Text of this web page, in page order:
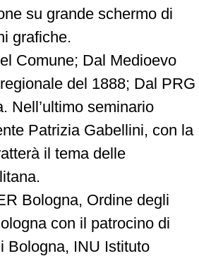
su grande schermo di
grafiche.
Comune; Dal Medioevo
del 1888; Dal PRG
Nell’ultimo seminario
Patrizia Gabellini, con la
il tema delle
Bologna, Ordine degli
con il patrocino di
Bologna, INU Istituto